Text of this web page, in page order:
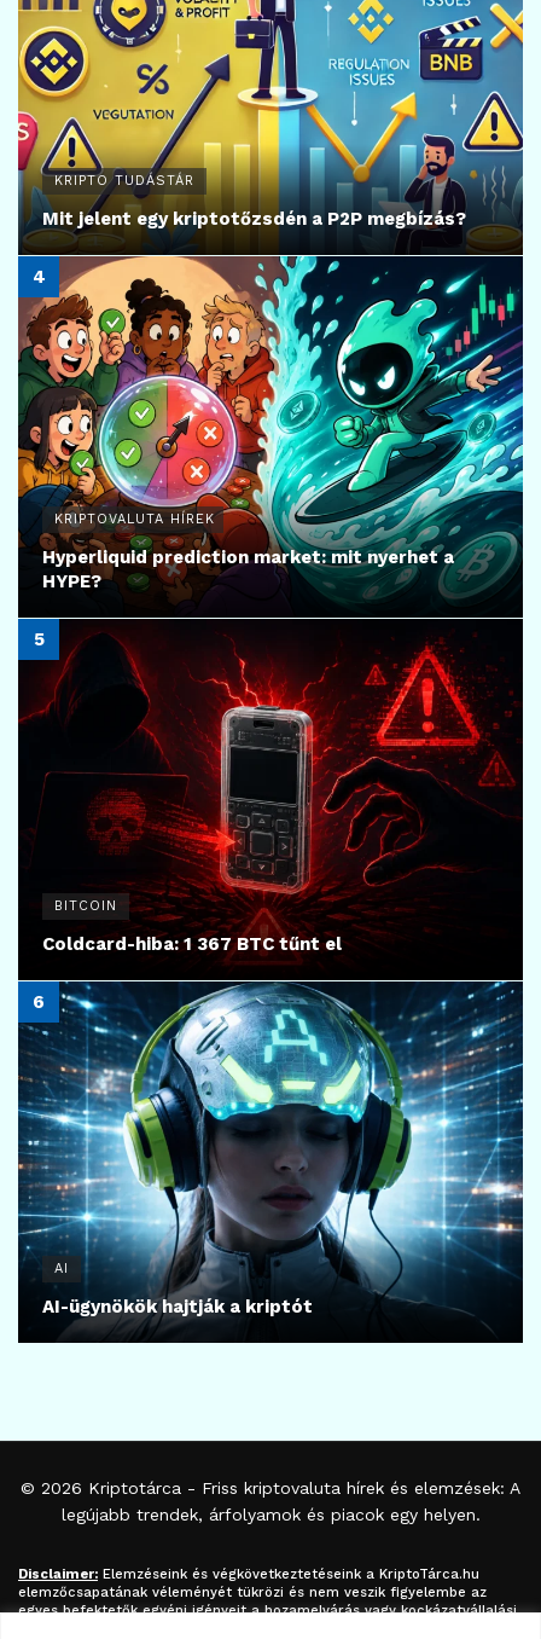
KRIPTO TUDÁSTÁR
Mit jelent egy kriptotőzsdén a P2P megbízás?
KRIPTOVALUTA HÍREK
Hyperliquid prediction market: mit nyerhet a
HYPE?
BITCOIN
Coldcard-hiba: 1 367 BTC tűnt el
AI
AI-ügynökök hajtják a kriptót
© 2026 Kriptotárca - Friss kriptovaluta hírek és elemzések: A
legújabb trendek, árfolyamok és piacok egy helyen.
Disclaimer: Elemzéseink és végkövetkeztetéseink a KriptoTárca.hu
elemzőcsapatának véleményét tükrözi és nem veszik figyelembe az
egyes befektetők egyéni igényeit a hozamelvárás vagy kockázatvállalási